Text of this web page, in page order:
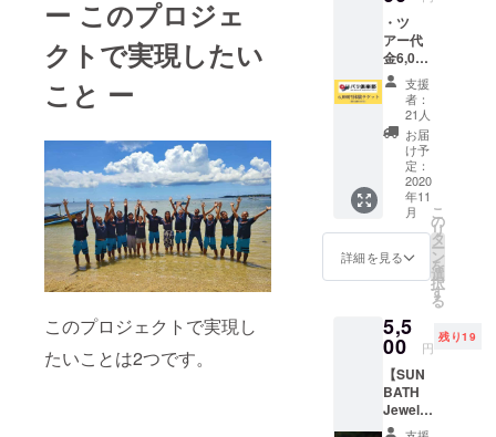
ー このプロジェ
クトで実現したい
こと ー
このプロジェクトで実現し
たいことは2つです。
アーの
日程に
ついて
はバリ
倶楽部
各SNS
をご確
認くだ
さい。
・ご希
望のオ
ンライ
ンツ
アーが
ありま
み時に
本券を
使用す
る旨を
お伝え
くださ
い。
・ツ
アー代
金6,000
円分の
チケッ
トで
す。 ・
全ての
ツアー
でご利
用いた
だけま
す。 ・
期限は
会社が
存続す
有効で
す。 ・
バリ島
から心
を込め
てサン
クスレ
支援
者：
21人
お届
け予
定：
2020
年11
月
詳細を見る
こ
の
リ
タ
ー
ン
を
選
択
す
る
5,5
00 円
残り19
【SUN
BATH
Jewelry
提供